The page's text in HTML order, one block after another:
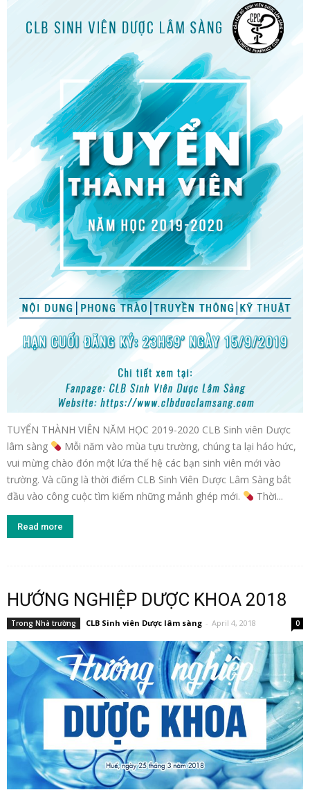
TUYỂN THÀNH VIÊN NĂM HỌC 2019-2020 CLB Sinh viên Dược
lâm sàng
Mỗi năm vào mùa tựu trường, chúng ta lại háo hức,
vui mừng chào đón một lứa thế hệ các bạn sinh viên mới vào
trường. Và cũng là thời điểm CLB Sinh Viên Dược Lâm Sàng bắt
đầu vào công cuộc tìm kiếm những mảnh ghép mới.
Thời...
Read more
HƯỚNG NGHIỆP DƯỢC KHOA 2018
Trong Nhà trường CLB Sinh viên Dược lâm sàng - April 4, 2018 0